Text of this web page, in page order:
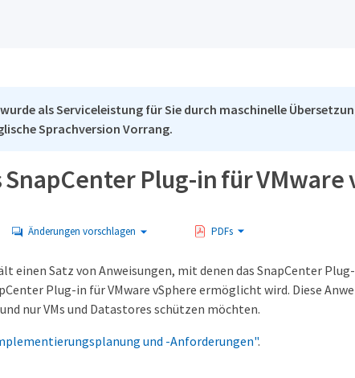
als Serviceleistung für Sie durch maschinelle
Sprachversion Vorrang.
Plug-in für VMware
Änderungen vorschlagen PDFs
Satz von Anweisungen, mit denen das SnapCenter
Plug-in für VMware vSphere ermöglicht wird. Diese
nur VMs und Datastores schützen möchten.
und -Anforderungen".